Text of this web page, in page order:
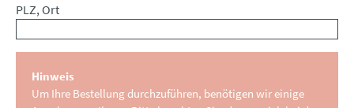
PLZ, Ort
Hinweis
Um Ihre Bestellung durchzuführen, benötigen wir einige